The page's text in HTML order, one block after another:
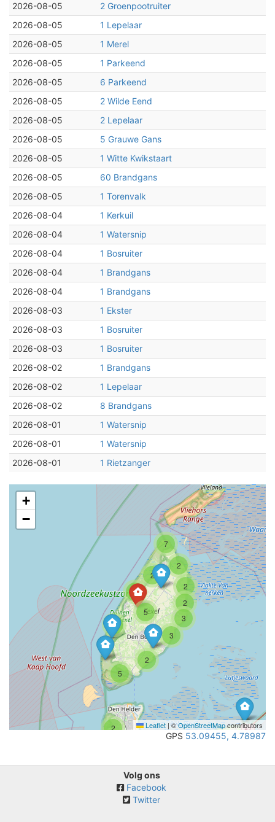
2026-08-05
2 Groenpootruiter
2026-08-05
1 Lepelaar
2026-08-05
1 Merel
2026-08-05
1 Parkeend
2026-08-05
6 Parkeend
2026-08-05
2 Wilde Eend
2026-08-05
2 Lepelaar
2026-08-05
5 Grauwe Gans
2026-08-05
1 Witte Kwikstaart
2026-08-05
60 Brandgans
2026-08-05
1 Torenvalk
2026-08-04
1 Kerkuil
2026-08-04
1 Watersnip
2026-08-04
1 Bosruiter
2026-08-04
1 Brandgans
2026-08-04
1 Brandgans
2026-08-03
1 Ekster
2026-08-03
1 Bosruiter
2026-08-03
1 Bosruiter
2026-08-02
1 Brandgans
2026-08-02
1 Lepelaar
2026-08-02
8 Brandgans
2026-08-01
1 Watersnip
2026-08-01
1 Watersnip
2026-08-01
1 Rietzanger
7
3
2
2
2
3
2
2
5
5
2
3
2
+
−
Leaflet|©OpenStreetMapcontributors
GPS 53.09455, 4.78987
Volg ons
Facebook
Twitter